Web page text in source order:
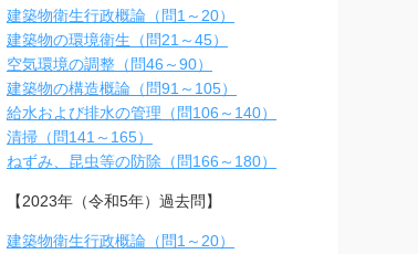
建築物衛生行政概論（問1～20）
建築物の環境衛生（問21～45）
空気環境の調整（問46～90）
建築物の構造概論（問91～105）
給水および排水の管理（問106～140）
清掃（問141～165）
ねずみ、昆虫等の防除（問166～180）
【2023年（令和5年）過去問】
建築物衛生行政概論（問1～20）